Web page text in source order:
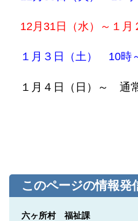
12月31日（水）～１
１月３日（土） 10時
１月４日（日）～ 通
このページの情報発
六ヶ所村 福祉課